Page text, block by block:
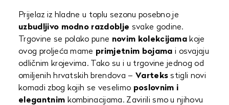
Prijelaz iz hladne u toplu sezonu posebno je
uzbudljivo modno razdoblje svake godine.
Trgovine se polako pune novim kolekcijama koje
ovog proljeća mame primjetnim bojama i osvajaju
odličnim krojevima. Tako su i u trgovine jednog od
omiljenih hrvatskih brendova – Varteks stigli novi
komadi zbog kojih se veselimo poslovnim i
elegantnim kombinacijama. Zavirili smo u njihovu